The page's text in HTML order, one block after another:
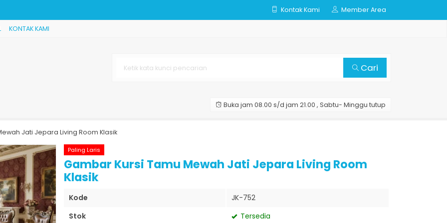
Terbaru....
Kontak Kami Member Area
KONTAK KAMI
Cari
Buka jam 08.00 s/d jam 21.00 , Sabtu- Minggu tutup
Jati Jepara Living Room Klasik
Paling Laris
Gambar Kursi Tamu Mewah Jati Jepara Living Room
Klasik
Kode
JK-752
Stok
Tersedia